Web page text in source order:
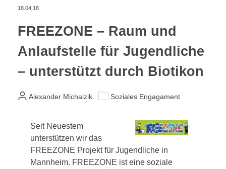
18.04.18
FREEZONE – Raum und
Anlaufstelle für Jugendliche
– unterstützt durch Biotikon
Alexander Michalzik Soziales Engagament
Seit Neuestem
unterstützen wir das
FREEZONE Projekt für Jugendliche in
Mannheim. FREEZONE ist eine soziale